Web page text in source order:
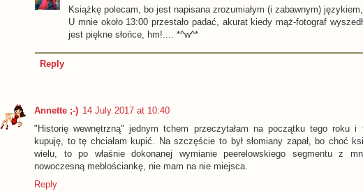
Książkę polecam, bo jest napisana zrozumiałym (i zabawnym)
U mnie około 13:00 przestało padać, akurat kiedy mąż-fotograf
jest piękne słońce, hm!.... *^w^*
Reply
Annette ;-) 14 July 2017 at 10:40
"Historię wewnętrzną" jednym tchem przeczytałam na początku tego roku
kupuję, to tę chciałam kupić. Na szczęście to był słomiany zapał, bo choć
wielu, to po właśnie dokonanej wymianie peerelowskiego segmentu z
nowoczesną meblościankę, nie mam na nie miejsca.
Reply